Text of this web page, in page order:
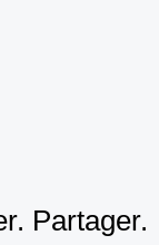
Partager.